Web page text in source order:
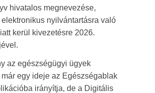
hivatalos megnevezése,
nyilvántartásra való
kerül kivezetésre 2026.
az egészségügyi ügyek
már egy ideje az Egészségablak
irányítja, de a Digitális